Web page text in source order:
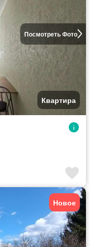
Посмотреть Фото
Квартира
Новое